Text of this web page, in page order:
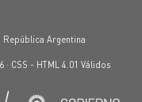
República Argentina
· CSS - HTML 4.01 Válidos